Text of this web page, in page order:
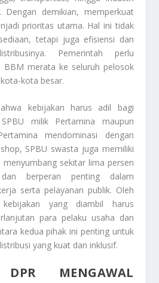
Dengan demikian, memperkuat
prioritas utama. Hal ini tidak
tetapi juga efisiensi dan
Pemerintah perlu
BBM merata ke seluruh pelosok
kota besar.
kebijakan harus adil bagi
milik Pertamina maupun
mendominasi dengan
SPBU swasta juga memiliki
menyumbang sekitar lima persen
berperan penting dalam
serta pelayanan publik. Oleh
yang diambil harus
para pelaku usaha dan
kedua pihak ini penting untuk
yang kuat dan inklusif.
DPR MENGAWAL